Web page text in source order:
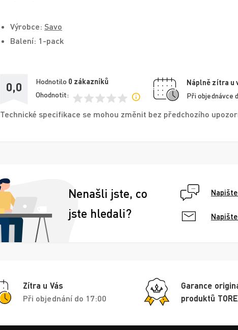
Výrobce: Savo
Balení: 1-pack
0,0 Hodnotilo 0 zákazníků
Ohodnotit:
Náplně zítra u
Při objednávce
Technické specifikace se mohou změnit bez předchozího
Nenašli jste, co
jste hledali?
Zítra u Vás
Při objednání do 17:00
Garance
produktů